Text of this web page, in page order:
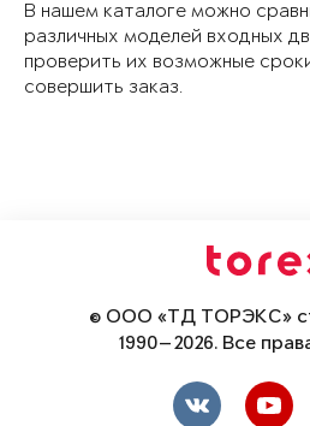
В нашем каталоге можно
различных моделей входных
проверить их возможные
совершить заказ.
© ООО «ТД ТОРЭКС»
1990—2026. Все